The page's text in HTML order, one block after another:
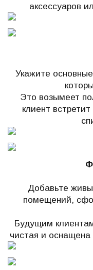
аксессуаров
Укажите
Это возымеет
клиент
Добавьте
помещений,
Будущим
чистая и